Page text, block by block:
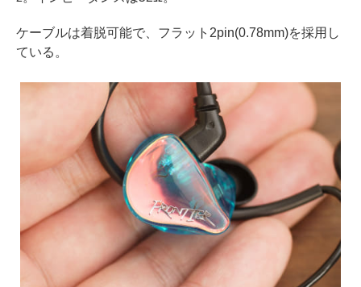
ケーブルは着脱可能で、フラット2pin(0.78mm)を採用し
ている。